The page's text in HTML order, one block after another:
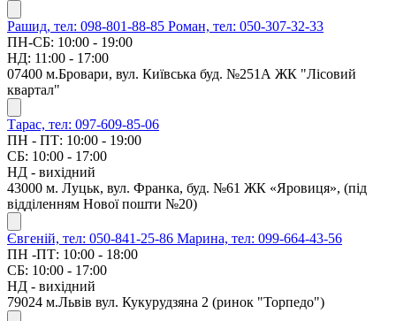
Рашид, тел: 098-801-88-85 Роман, тел: 050-307-32-33
ПН-СБ: 10:00 - 19:00
НД: 11:00 - 17:00
07400 м.Бровари, вул. Київська буд. №251А ЖК "Лісовий
квартал"
Тарас, тел: 097-609-85-06
ПН - ПТ: 10:00 - 19:00
СБ: 10:00 - 17:00
НД - вихідний
43000 м. Луцьк, вул. Франка, буд. №61 ЖК «Яровиця», (під
відділенням Нової пошти №20)
Євгеній, тел: 050-841-25-86 Марина, тел: 099-664-43-56
ПН -ПТ: 10:00 - 18:00
СБ: 10:00 - 17:00
НД - вихідний
79024 м.Львів вул. Кукурудзяна 2 (ринок "Торпедо")